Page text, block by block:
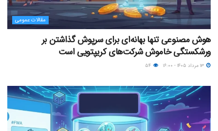
مقالات عمومی
هوش مصنوعی تنها بهانه‌ای برای سرپوش گذاشتن بر
ورشکستگی خاموش شرکت‌های کریپتویی است